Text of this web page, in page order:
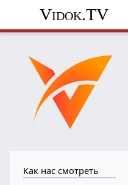
Vidok.TV
Как нас смотреть